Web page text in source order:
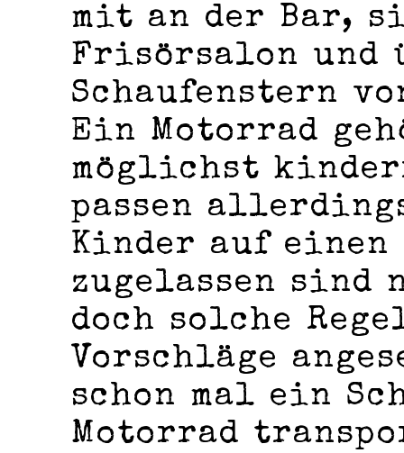
mit an der Bar,
Frisörsalon und
Schaufenstern
Ein Motorrad
möglichst
passen
Kinder auf
zugelassen sind
doch solche
Vorschläge
schon mal ein
Motorrad